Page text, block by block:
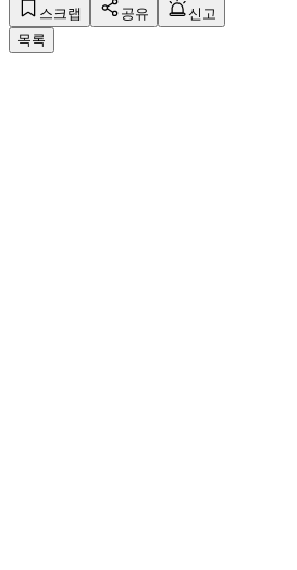
스크랩 공유
신고
목록